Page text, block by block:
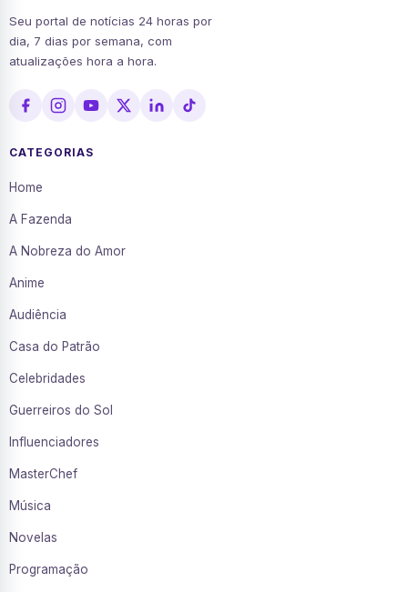
Seu portal de notícias 24 horas por
dia, 7 dias por semana, com
atualizações hora a hora.
CATEGORIAS
Home
A Fazenda
A Nobreza do Amor
Anime
Audiência
Casa do Patrão
Celebridades
Guerreiros do Sol
Influenciadores
MasterChef
Música
Novelas
Programação